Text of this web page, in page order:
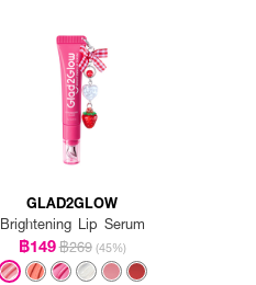
GLAD2GLOW
Brightening Lip Serum
฿149฿269 (45%)